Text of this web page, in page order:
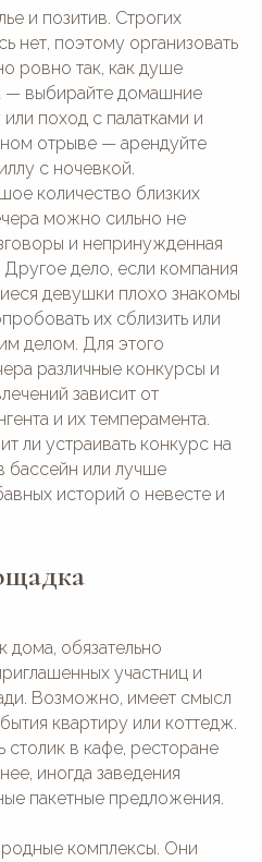
и позитив. Строгих
нет, поэтому организовать
ровно так, как душе
— выбирайте домашние
поход с палатками и
отрыве — арендуйте
с ночевкой.
количество близких
можно сильно не
и непринужденная
дело, если компания
девушки плохо знакомы
их сблизить или
делом. Для этого
различные конкурсы и
зависит от
и их темперамента.
ли устраивать конкурс на
или лучше
историй о невесте и
дома, обязательно
участниц и
Возможно, имеет смысл
квартиру или коттедж.
в кафе, ресторане
иногда заведения
пакетные предложения.
комплексы. Они